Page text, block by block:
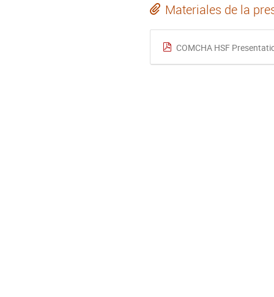
Materiales de la
COMCHA HSF